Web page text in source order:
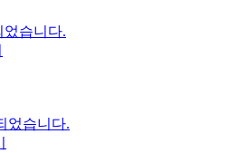
었습니다.
었습니다.